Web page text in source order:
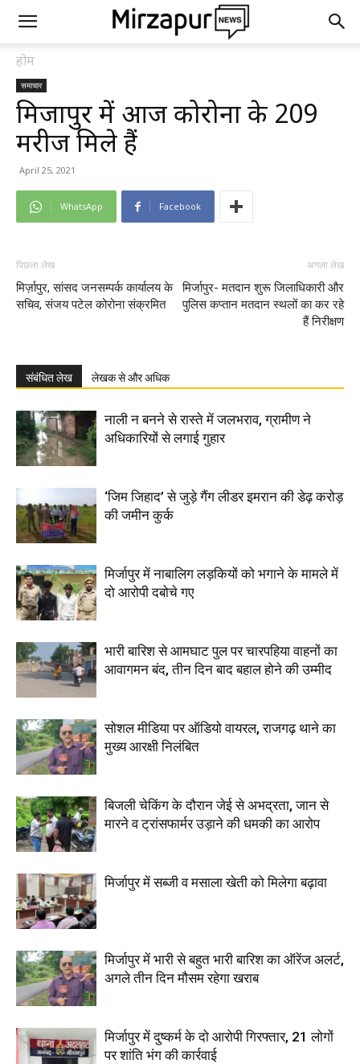
होम
समाचार
मिर्जापुर में आज कोरोना के 209
मरीज मिले हैं
April 25, 2021
WhatsApp Facebook
पिछला लेख
मिर्ज़ापुर, सांसद जनसम्पर्क कार्यालय के
सचिव, संजय पटेल कोरोना संक्रमित
अगला लेख
मिर्जापुर- मतदान शुरू जिलाधिकारी और
पुलिस कप्तान मतदान स्थलों का कर रहे
हैं निरीक्षण
संबंधित लेख लेखक से और अधिक
नाली न बनने से रास्ते में जलभराव, ग्रामीण ने
अधिकारियों से लगाई गुहार
‘जिम जिहाद’ से जुड़े गैंग लीडर इमरान की डेढ़ करोड़
की जमीन कुर्क
मिर्जापुर में नाबालिग लड़कियों को भगाने के मामले में
दो आरोपी दबोचे गए
भारी बारिश से आमघाट पुल पर चारपहिया वाहनों का
आवागमन बंद, तीन दिन बाद बहाल होने की उम्मीद
सोशल मीडिया पर ऑडियो वायरल, राजगढ़ थाने का
मुख्य आरक्षी निलंबित
बिजली चेकिंग के दौरान जेई से अभद्रता, जान से
मारने व ट्रांसफार्मर उड़ाने की धमकी का आरोप
मिर्जापुर में सब्जी व मसाला खेती को मिलेगा बढ़ावा
मिर्जापुर में भारी से बहुत भारी बारिश का ऑरेंज अलर्ट,
अगले तीन दिन मौसम रहेगा खराब
मिर्जापुर में दुष्कर्म के दो आरोपी गिरफ्तार, 21 लोगों
पर शांति भंग की कार्रवाई